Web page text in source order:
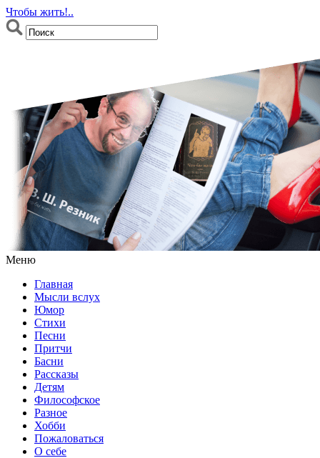
Чтобы жить!..
Меню
Главная
Мысли вслух
Юмор
Стихи
Песни
Притчи
Басни
Рассказы
Детям
Философское
Разное
Хобби
Пожаловаться
О себе